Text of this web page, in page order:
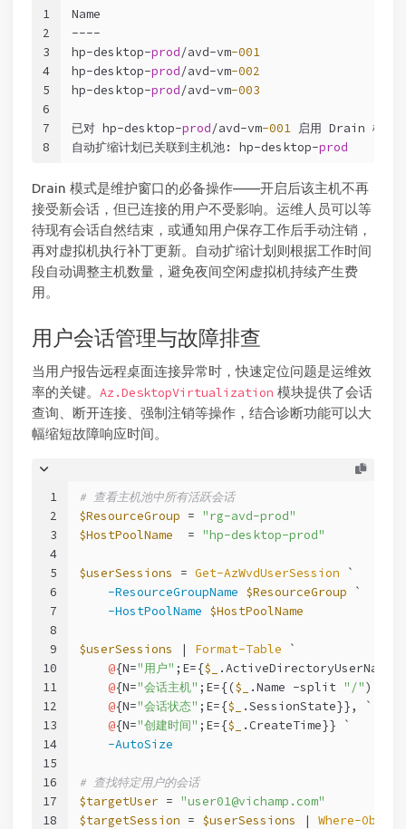
1
2
3
4
5
6
7
8
Name
----
hp-desktop-prod/avd-vm-001
hp-desktop-prod/avd-vm-002
hp-desktop-prod/avd-vm-003
已对 hp-desktop-prod/avd-vm-001 启用 Drain 模式
自动扩缩计划已关联到主机池: hp-desktop-prod
Drain 模式是维护窗口的必备操作——开启后该主机不再
接受新会话，但已连接的用户不受影响。运维人员可以等
待现有会话自然结束，或通知用户保存工作后手动注销，
再对虚拟机执行补丁更新。自动扩缩计划则根据工作时间
段自动调整主机数量，避免夜间空闲虚拟机持续产生费
用。
用户会话管理与故障排查
当用户报告远程桌面连接异常时，快速定位问题是运维效
率的关键。 Az.DesktopVirtualization 模块提供了会话
查询、断开连接、强制注销等操作，结合诊断功能可以大
幅缩短故障响应时间。
1
2
3
4
5
6
7
8
9
10
11
12
13
14
15
16
17
18
# 查看主机池中所有活跃会话
$ResourceGroup = "rg-avd-prod"
$HostPoolName
  =
"hp-desktop-prod"
$userSessions = Get-AzWvdUserSession `
-ResourceGroupName $ResourceGroup `
-HostPoolName $HostPoolName
$userSessions | Format-Table `
@{N="用户" ;E={$_
@{N="会话主机" ;E={($_ .Name -split "/")[
@{N="会话状态" ;E={$_
.SessionState}}, `
@{N="创建时间" ;E={$_
.CreateTime}} `
-AutoSize
# 查找特定用户的会话
$targetUser = "user01@vichamp.com"
$targetSession = $userSessions | Where-Object